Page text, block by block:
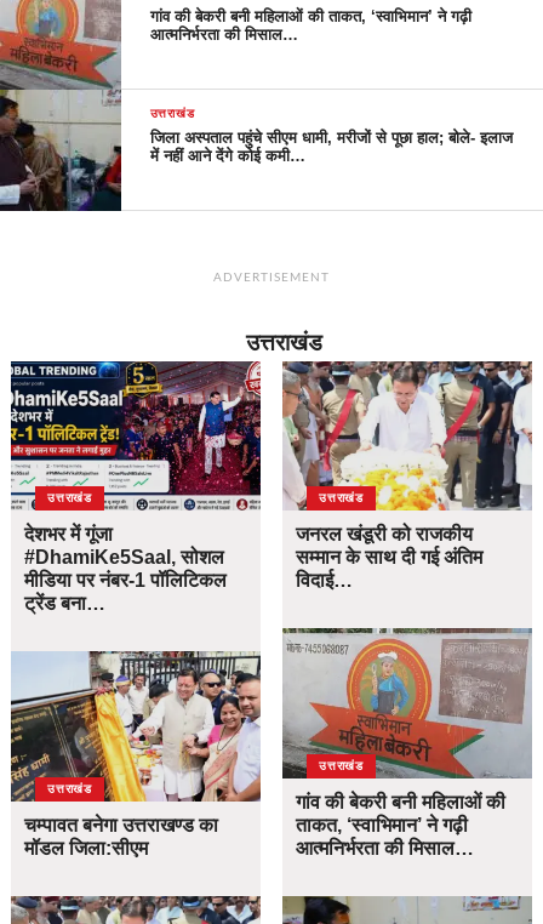
गांव की बेकरी बनी महिलाओं की ताकत, ‘स्वाभिमान’ ने गढ़ी
आत्मनिर्भरता की मिसाल…
उत्तराखंड
जिला अस्पताल पहुंचे सीएम धामी, मरीजों से पूछा हाल; बोले- इलाज
में नहीं आने देंगे कोई कमी…
ADVERTISEMENT
उत्तराखंड
उत्तराखंड
देशभर में गूंजा
#DhamiKe5Saal, सोशल
मीडिया पर नंबर-1 पॉलिटिकल
ट्रेंड बना…
उत्तराखंड
चम्पावत बनेगा उत्तराखण्ड का
मॉडल जिला:सीएम
उत्तराखंड
जनरल खंडूरी को राजकीय
सम्मान के साथ दी गई अंतिम
विदाई…
उत्तराखंड
गांव की बेकरी बनी महिलाओं की
ताकत, ‘स्वाभिमान’ ने गढ़ी
आत्मनिर्भरता की मिसाल…